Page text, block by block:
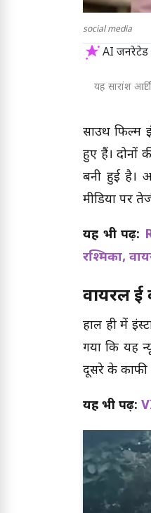
social media
AI जनरेटेड
यह सारांश
साउथ फिल्म
हुए हैं। दोनों
बनी हुई है।
मीडिया पर
यह भी पढ़ें:
रश्मिका,
वायरल
हाल ही में
गया कि यह
दूसरे के
यह भी पढ़ें: